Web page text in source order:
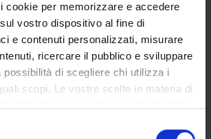
cookie per memorizzare e accedere
vostro dispositivo al fine di
e contenuti personalizzati, misurare
ricercare il pubblico e sviluppare
possibilità di scegliere chi utilizza i
scopi. Le vostre scelte in materia di
anni accademici, il Direttore della Scuola
la composizione del corpo
didattici
dei Medici in Formazione in
rete formativa
dal corpo docente della Scuola e da una
almeno un rappresentante per